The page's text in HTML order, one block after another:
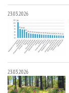
23.03.2026
23.03.2026